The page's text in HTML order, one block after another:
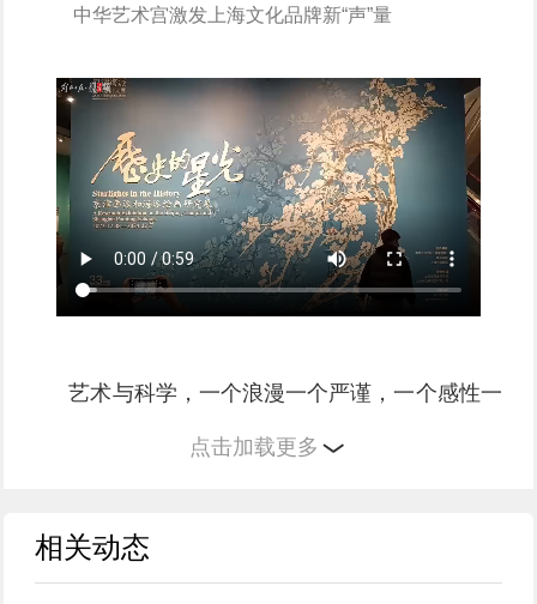
中华艺术宫激发上海文化品牌新“声”量
艺术与科学，一个浪漫一个严谨，一个感性一
个理性，两个看似相左的领域同台对话碰撞，会
12月30日下午，中华艺术宫（上海美术馆）
点击加载更多
相关动态